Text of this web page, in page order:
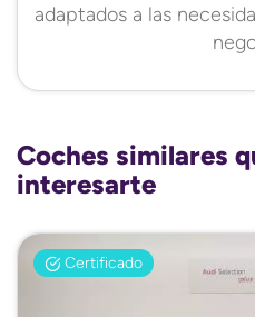
adaptados a las
Coches similares
interesarte
Certificado